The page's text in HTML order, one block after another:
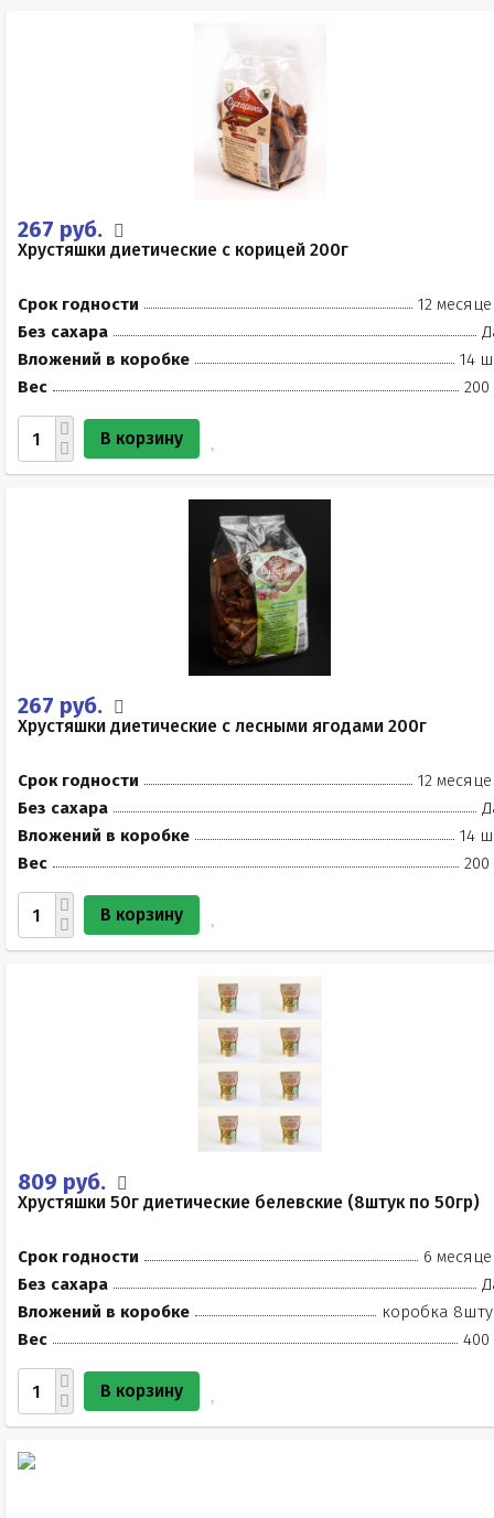
267 руб.
Хрустяшки диетические с корицей 200г
Срок годности
12
Без сахара
Вложений в коробке
14
Вес
200
В корзину
267 руб.
Хрустяшки диетические с лесными ягодами 200г
Срок годности
12
Без сахара
Вложений в коробке
14
Вес
200
В корзину
809 руб.
Хрустяшки 50г диетические белевские (8штук по 50гр)
Срок годности
6
Без сахара
Вложений в коробке
коробка
Вес
400
В корзину